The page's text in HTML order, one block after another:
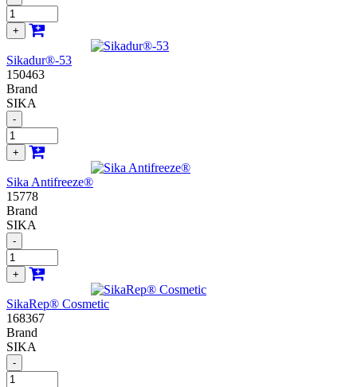
+
Sikadur®-53
150463
Brand
SIKA
-
+
Sika Antifreeze®
15778
Brand
SIKA
-
+
SikaRep® Cosmetic
168367
Brand
SIKA
-